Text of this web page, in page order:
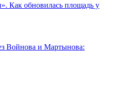
Как обновилась площадь у
Войнова и Мартынова: